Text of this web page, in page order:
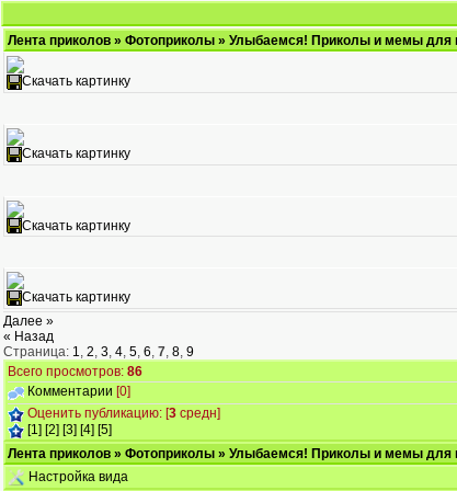
Лента приколов » Фотоприколы » Улыбаемся! Приколы и мемы для
Скачать картинку
Скачать картинку
Скачать картинку
Скачать картинку
Далее »
« Назад
Страница: 1, 2, 3, 4, 5, 6, 7, 8, 9
Всего просмотров: 86
Комментарии [0]
Оценить публикацию: [3 средн]
[1] [2] [3] [4] [5]
Лента приколов » Фотоприколы » Улыбаемся! Приколы и мемы для
Настройка вида